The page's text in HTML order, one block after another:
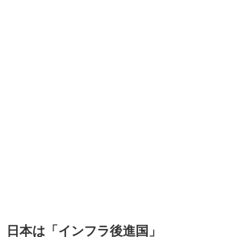
日本は「インフラ後進国」